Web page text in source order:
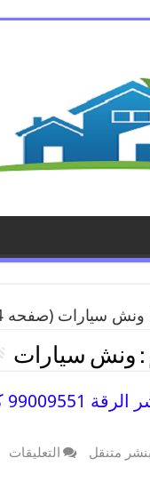
ونش سيارات (صفحه 4)
ونش سيارات
بنشر متنقل التعليقات